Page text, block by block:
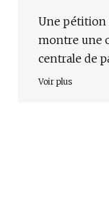
Une pétition
montre une
centrale de
Voir plus